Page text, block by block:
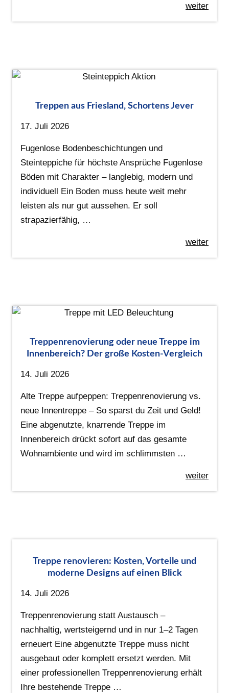
weiter
Treppen aus Friesland, Schortens Jever
17. Juli 2026
Fugenlose Bodenbeschichtungen und
Steinteppiche für höchste Ansprüche Fugenlose
Böden mit Charakter – langlebig, modern und
individuell Ein Boden muss heute weit mehr
leisten als nur gut aussehen. Er soll
strapazierfähig, …
weiter
Treppenrenovierung oder neue Treppe im
Innenbereich? Der große Kosten-Vergleich
14. Juli 2026
Alte Treppe aufpeppen: Treppenrenovierung vs.
neue Innentreppe – So sparst du Zeit und Geld!
Eine abgenutzte, knarrende Treppe im
Innenbereich drückt sofort auf das gesamte
Wohnambiente und wird im schlimmsten …
weiter
Treppe renovieren: Kosten, Vorteile und
moderne Designs auf einen Blick
14. Juli 2026
Treppenrenovierung statt Austausch –
nachhaltig, wertsteigernd und in nur 1–2 Tagen
erneuert Eine abgenutzte Treppe muss nicht
ausgebaut oder komplett ersetzt werden. Mit
einer professionellen Treppenrenovierung erhält
Ihre bestehende Treppe …